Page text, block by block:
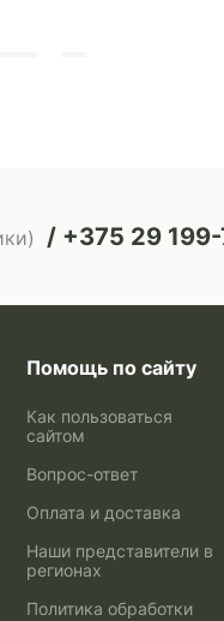
+375 29 199-
Помощь по сайту
Как пользоваться
сайтом
Вопрос-ответ
Оплата и доставка
Наши представители в
регионах
Политика обработки